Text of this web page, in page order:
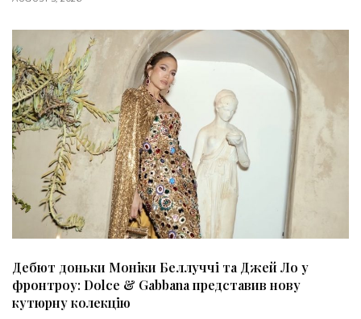
Дебют доньки Моніки Беллуччі та Джей Ло у
фронтроу: Dolce & Gabbana представив нову
кутюрну колекцію